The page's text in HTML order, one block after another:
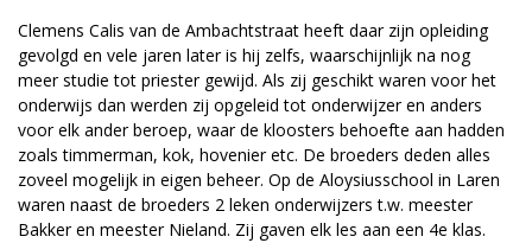
Clemens Calis van de Ambachtstraat heeft daar zijn opleiding
gevolgd en vele jaren later is hij zelfs, waarschijnlijk na nog
meer studie tot priester gewijd. Als zij geschikt waren voor het
onderwijs dan werden zij opgeleid tot onderwijzer en anders
voor elk ander beroep, waar de kloosters behoefte aan hadden
zoals timmerman, kok, hovenier etc. De broeders deden alles
zoveel mogelijk in eigen beheer. Op de Aloysiusschool in Laren
waren naast de broeders 2 leken onderwijzers t.w. meester
Bakker en meester Nieland. Zij gaven elk les aan een 4e klas.